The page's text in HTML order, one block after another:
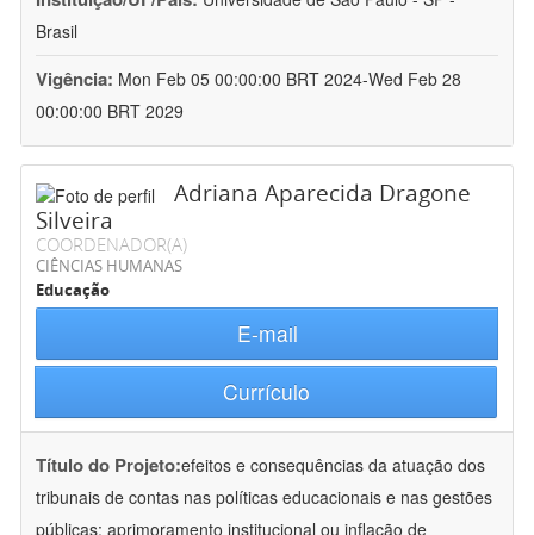
Brasil
Vigência: Mon Feb 05 00:00:00 BRT 2024-Wed Feb 28
00:00:00 BRT 2029
Adriana Aparecida Dragone
Silveira
COORDENADOR(A)
CIÊNCIAS HUMANAS
Educação
E-mail
Currículo
Título do Projeto:efeitos e consequências da atuação dos
tribunais de contas nas políticas educacionais e nas gestões
públicas: aprimoramento institucional ou inflação de